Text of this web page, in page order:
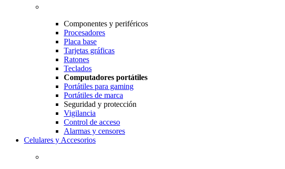
Componentes y periféricos
Procesadores
Placa base
Tarjetas gráficas
Ratones
Teclados
Computadores portátiles
Portátiles para gaming
Portátiles de marca
Seguridad y protección
Vigilancia
Control de acceso
Alarmas y censores
Celulares y Accesorios